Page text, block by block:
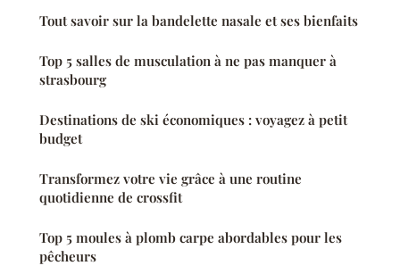
Tout savoir sur la bandelette nasale et ses bienfaits
Top 5 salles de musculation à ne pas manquer à
strasbourg
Destinations de ski économiques : voyagez à petit
budget
Transformez votre vie grâce à une routine
quotidienne de crossfit
Top 5 moules à plomb carpe abordables pour les
pêcheurs